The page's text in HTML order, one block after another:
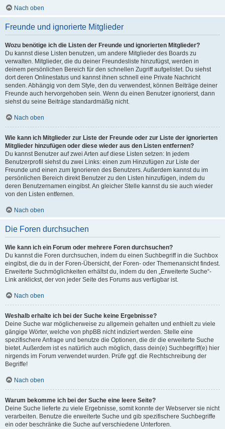
Nach oben
Freunde und ignorierte Mitglieder
Wozu benötige ich die Listen der Freunde und ignorierten Mitglieder?
Du kannst diese Listen benutzen, um andere Mitglieder des Boards zu
verwalten. Mitglieder, die du deiner Freundesliste hinzufügst, werden in
deinem persönlichen Bereich für den schnellen Zugriff aufgelistet. Du siehst
dort deren Onlinestatus und kannst ihnen schnell eine Private Nachricht
senden. Abhängig von dem Style, den du verwendest, können Beiträge deiner
Freunde auch hervorgehoben sein. Wenn du einen Benutzer ignorierst, dann
siehst du seine Beiträge standardmäßig nicht.
Nach oben
Wie kann ich Mitglieder zur Liste der Freunde oder zur Liste der ignorierten
Mitglieder hinzufügen oder diese wieder aus den Listen entfernen?
Du kannst Benutzer auf zwei Arten auf diese Listen setzen: In jedem
Benutzerprofil siehst du zwei Links: einen zum Hinzufügen zur Liste der
Freunde und einen zum Ignorieren des Benutzers. Außerdem kannst du im
persönlichen Bereich direkt Benutzer zu den Listen hinzufügen, indem du
deren Benutzernamen eingibst. An gleicher Stelle kannst du sie auch wieder
von den Listen entfernen.
Nach oben
Die Foren durchsuchen
Wie kann ich ein Forum oder mehrere Foren durchsuchen?
Du kannst die Foren durchsuchen, indem du einen Suchbegriff in die Suchbox
eingibst, die du in der Foren-Übersicht, der Foren- oder Themenansicht findest.
Erweiterte Suchmöglichkeiten erhältst du, indem du den „Erweiterte Suche“-
Link anklickst, der von jeder Seite des Forums aus verfügbar ist.
Nach oben
Weshalb erhalte ich bei der Suche keine Ergebnisse?
Deine Suche war möglicherweise zu allgemein gehalten und enthielt zu viele
gängige Wörter, welche von phpBB nicht indiziert werden. Stelle eine
spezifischere Anfrage und benutze die Optionen, die dir die erweiterte Suche
bietet. Außerdem ist es natürlich auch möglich, dass dein(e) Suchbegriff(e) hier
nirgends im Forum verwendet wurden. Prüfe ggf. die Rechtschreibung der
Begriffe!
Nach oben
Warum bekomme ich bei der Suche eine leere Seite?
Deine Suche lieferte zu viele Ergebnisse, somit konnte der Webserver sie nicht
verarbeiten. Benutze die erweiterte Suche und gib spezifischere Suchbegriffe
ein oder beschränke die Suche auf verschiedene Unterforen.